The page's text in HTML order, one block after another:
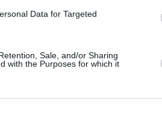
Data for Targeted
Sale, and/or Sharing
with the Purposes for which it
τόσο παραδοσιακές
μάσκα του Σαλβαδόρ
σύμβολο της ληστείας,
στους θεατές την